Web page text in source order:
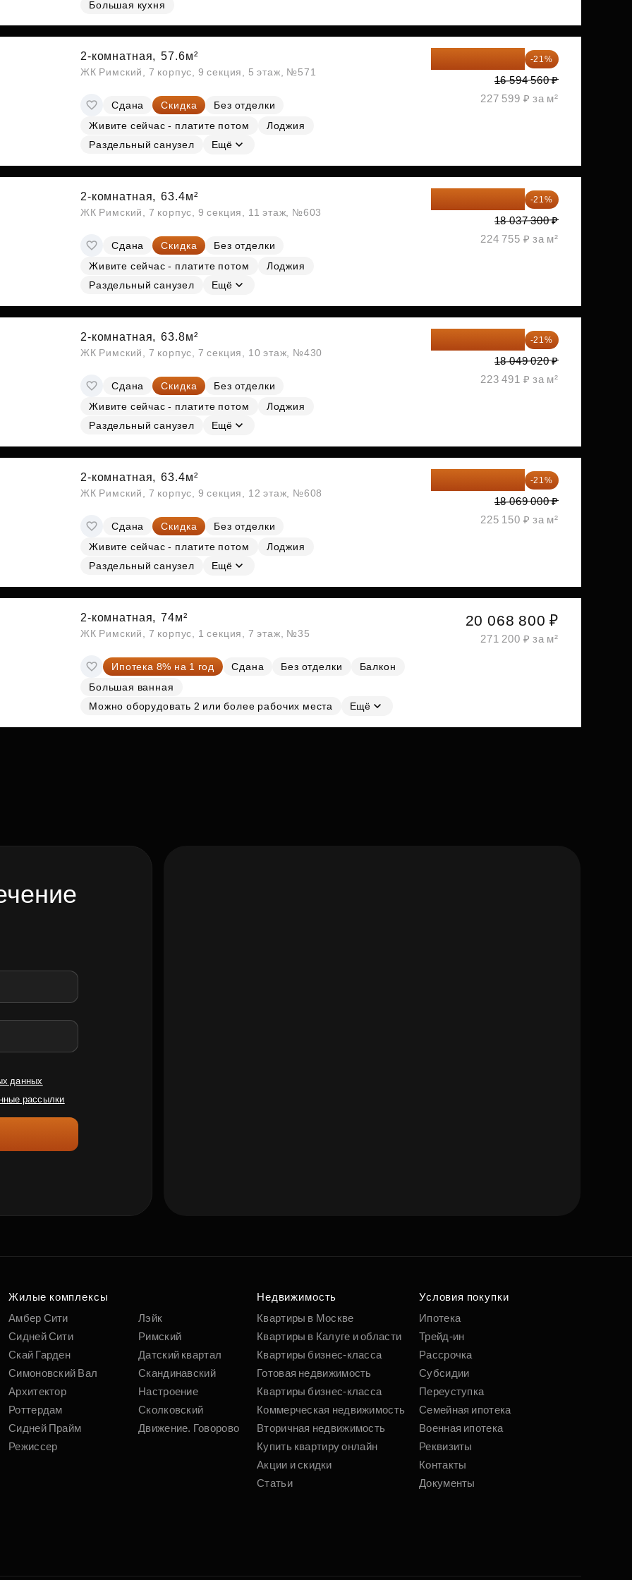
СубсидииБольшая кухня
2-комнатная, 57.6м²
ЖК Римский, 7 корпус, 9 секция, 5 этаж, №571
Сдана Скидка
Без отделки
Живите сейчас - платите потом
Лоджия
Раздельный санузел
Ещё
-21%
16 594 560 ₽
227 599 ₽ за м²
2-комнатная, 63.4м²
ЖК Римский, 7 корпус, 9 секция, 11 этаж, №603
Сдана Скидка
Без отделки
Живите сейчас - платите потом
Лоджия
Раздельный санузел
Ещё
-21%
18 037 300 ₽
224 755 ₽ за м²
2-комнатная, 63.8м²
ЖК Римский, 7 корпус, 7 секция, 10 этаж, №430
Сдана Скидка
Без отделки
Живите сейчас - платите потом
Лоджия
Раздельный санузел
Ещё
-21%
18 049 020 ₽
223 491 ₽ за м²
2-комнатная, 63.4м²
ЖК Римский, 7 корпус, 9 секция, 12 этаж, №608
Сдана Скидка
Без отделки
Живите сейчас - платите потом
Лоджия
Раздельный санузел
Ещё
-21%
18 069 000 ₽
225 150 ₽ за м²
2-комнатная, 74м²
ЖК Римский, 7 корпус, 1 секция, 7 этаж, №35
Ипотека 8% на 1 год Сдана Без отделки
Балкон
Большая ванная
Можно оборудовать 2 или более рабочих места
Ещё
20 068 800 ₽
271 200 ₽ за м²
данных
рассылки
Жилые комплексы
Амбер Сити
Сидней Сити
Скай Гарден
Симоновский Вал
Архитектор
Роттердам
Сидней Прайм
Режиссер
Лэйк
Римский
Датский квартал
Скандинавский
Настроение
Сколковский
Движение. Говорово
Недвижимость
Квартиры в Москве
Квартиры в Калуге и области
Квартиры бизнес-класса
Готовая недвижимость
Квартиры бизнес-класса
Коммерческая недвижимость
Вторичная недвижимость
Купить квартиру онлайн
Акции и скидки
Статьи
Условия покупки
Ипотека
Трейд-ин
Рассрочка
Субсидии
Переуступка
Семейная ипотека
Военная ипотека
Реквизиты
Контакты
Документы